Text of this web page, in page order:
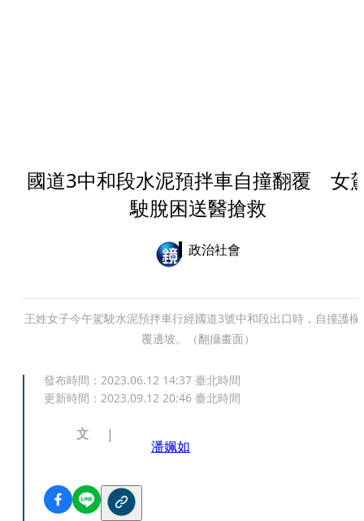
國道3中和段水泥預拌車自撞翻覆 女
駛脫困送醫搶救
政治社會
王姓女子今午駕駛水泥預拌車行經國道3號中和段出口時，自撞護欄
覆邊坡。（翻攝畫面）
發布時間： 2023.06.12 14:37 臺北時間
更新時間： 2023.09.12 20:46 臺北時間
文
潘姵如